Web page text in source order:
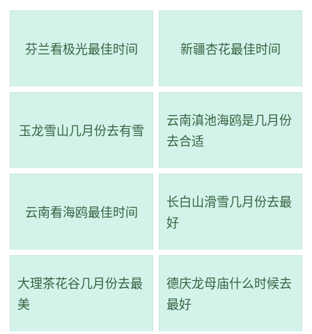
芬兰看极光最佳时间 新疆杏花最佳时间
玉龙雪山几月份去有雪
云南滇池海鸥是几月份
去合适
云南看海鸥最佳时间
长白山滑雪几月份去最
好
大理茶花谷几月份去最
美
德庆龙母庙什么时候去
最好